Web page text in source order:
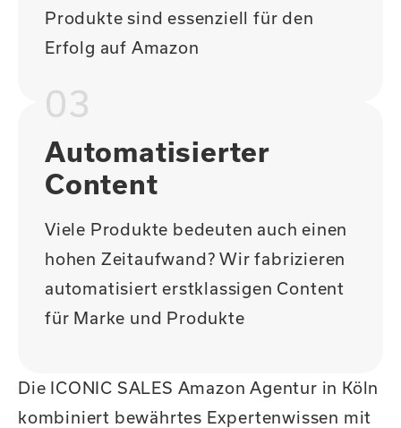
Produkte sind essenziell für den
Erfolg auf Amazon
03
Automatisierter
Content
Viele Produkte bedeuten auch einen
hohen Zeitaufwand? Wir fabrizieren
automatisiert erstklassigen Content
für Marke und Produkte
Die ICONIC SALES Amazon Agentur in Köln
kombiniert bewährtes Expertenwissen mit